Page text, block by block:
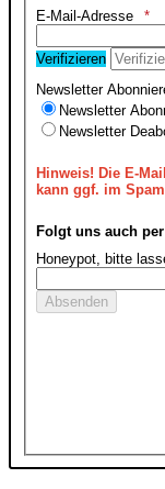
E-Mail-Adresse
Verifizieren
Newsletter
Newsletter
Newsletter
Hinweis! Die E-
kann ggf. im
Folgt uns auch per
Honeypot, bitte